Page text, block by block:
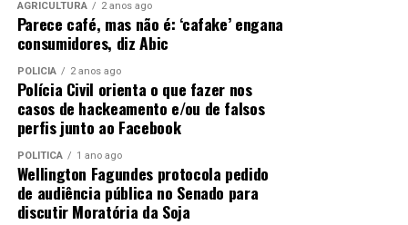
AGRICULTURA 2 anos ago
Parece café, mas não é: ‘cafake’ engana
consumidores, diz Abic
POLÍCIA 2 anos ago
Polícia Civil orienta o que fazer nos
casos de hackeamento e/ou de falsos
perfis junto ao Facebook
POLÍTICA 1 ano ago
Wellington Fagundes protocola pedido
de audiência pública no Senado para
discutir Moratória da Soja